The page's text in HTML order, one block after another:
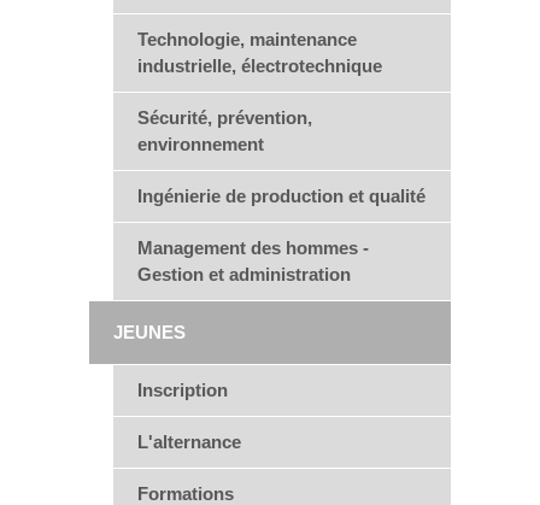
Technologie, maintenance
industrielle, électrotechnique
Sécurité, prévention,
environnement
Ingénierie de production et qualité
Management des hommes -
Gestion et administration
JEUNES
Inscription
L'alternance
Formations